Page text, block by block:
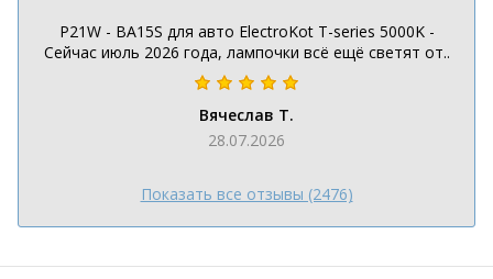
P21W - BA15S для авто ElectroKot T-series 5000K -
Сейчас июль 2026 года, лампочки всё ещё светят от..
Вячеслав Т.
28.07.2026
Показать все отзывы (2476)